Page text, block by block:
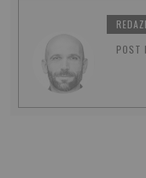
POST